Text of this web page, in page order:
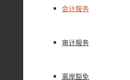
会计服务
审计服务
离岸豁免